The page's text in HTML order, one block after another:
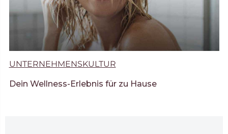
UNTERNEHMENSKULTUR
Dein Wellness-Erlebnis für zu Hause